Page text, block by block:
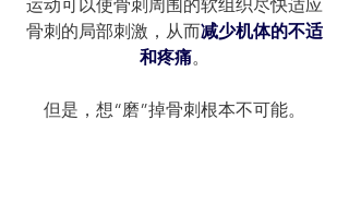
运动可以使骨刺周围的软组织尽快适应
骨刺的局部刺激，从而减少机体的不适
和疼痛。
但是，想“磨”掉骨刺根本不可能。